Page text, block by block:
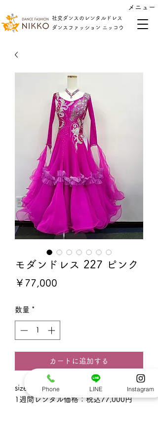
社交ダンスのレンタルドレス
​ダンスファッション ニッコウ
​メニュー
モダンドレス 227 ピンク
￥77,000
数量 *
カートに追加する
size: ML
1週間レンタル価格：税込77,000円
Phone LINE Instagram